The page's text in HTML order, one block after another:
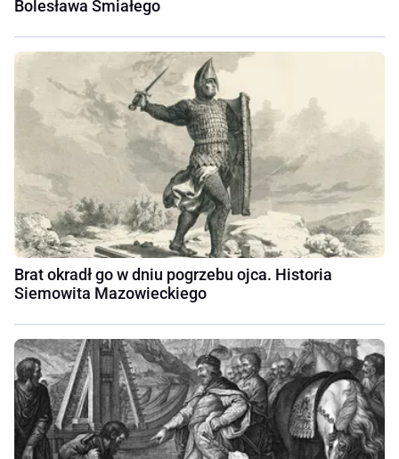
Bolesława Śmiałego
Brat okradł go w dniu pogrzebu ojca. Historia
Siemowita Mazowieckiego